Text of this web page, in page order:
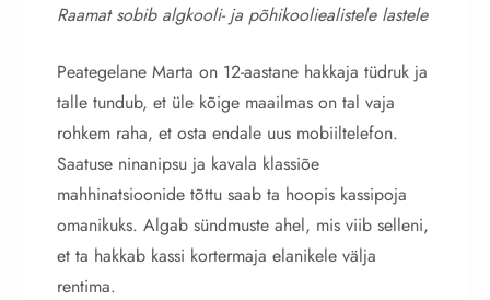
Raamat sobib algkooli- ja põhikooliealistele lastele
Peategelane Marta on 12-aastane hakkaja tüdruk ja
talle tundub, et üle kõige maailmas on tal vaja
rohkem raha, et osta endale uus mobiiltelefon.
Saatuse ninanipsu ja kavala klassiõe
mahhinatsioonide tõttu saab ta hoopis kassipoja
omanikuks. Algab sündmuste ahel, mis viib selleni,
et ta hakkab kassi kortermaja elanikele välja
rentima.